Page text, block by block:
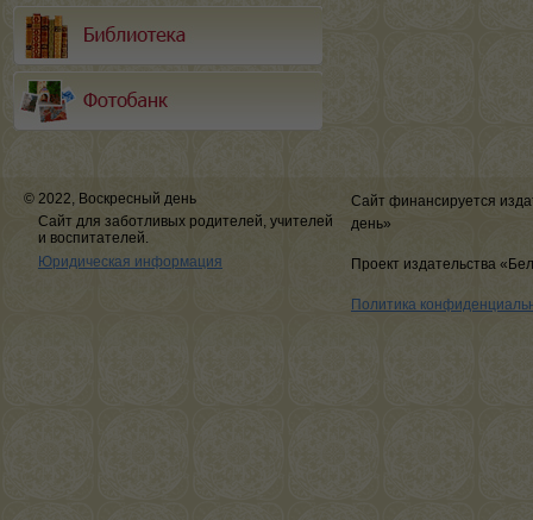
© 2022, Воскресный день
Сайт для заботливых родителей, учителей
и воспитателей.
Юридическая информация
Сайт финансируется
день»
Проект издательства
Политика